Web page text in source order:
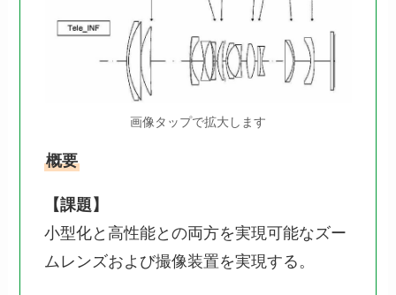
画像タップで拡大します
概要
【課題】
小型化と高性能との両方を実現可能なズー
ムレンズおよび撮像装置を実現する。